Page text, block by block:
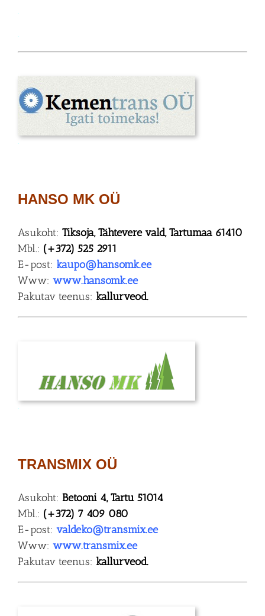
.
.
.
HANSO MK OÜ
Asukoht: Tiksoja, Tähtevere vald, Tartumaa 61410
Mbl.: (+372) 525 2911
E-post: kaupo@hansomk.ee
Www: www.hansomk.ee
Pakutav teenus: kallurveod.
.
TRANSMIX OÜ
Asukoht: Betooni 4, Tartu 51014
Mbl.: (+372) 7 409 080
E-post: valdeko@transmix.ee
Www: www.transmix.ee
Pakutav teenus: kallurveod.